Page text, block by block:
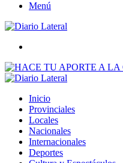
Inicio
Provinciales
Nacionales
Internacionales
Deportes
Cultura y Espectáculos
Columnas de Opinión